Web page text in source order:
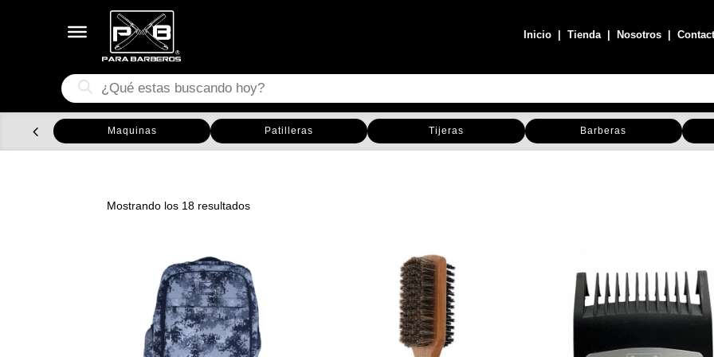
Inicio |Tienda| Nosotros |
Búsqueda
de
productos
Maquinas Patilleras Tijeras Barberas
Mostrando los 18 resultadosOrdenado